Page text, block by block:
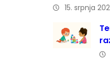
15. srpnja